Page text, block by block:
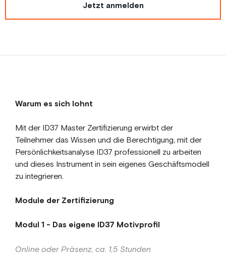
Jetzt anmelden
Warum es sich lohnt
Mit der ID37 Master Zertifizierung erwirbt der
Teilnehmer das Wissen und die Berechtigung, mit der
Persönlichkeitsanalyse ID37 professionell zu arbeiten
und dieses Instrument in sein eigenes Geschäftsmodell
zu integrieren.
Module der Zertifizierung
Modul 1 - Das eigene ID37 Motivprofil
Online oder Präsenz, ca. 1,5 Stunden